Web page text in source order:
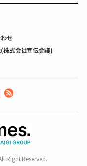
せ
株式会社宣伝会議)
Right Reserved.